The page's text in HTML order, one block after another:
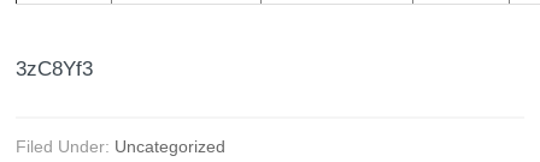
3zC8Yf3
Filed Under: Uncategorized